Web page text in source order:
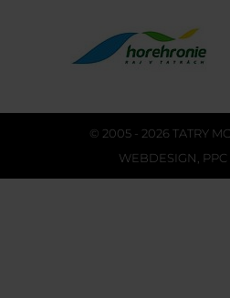
© 2005 - 2026 TATRY
WEBDESIGN PPC